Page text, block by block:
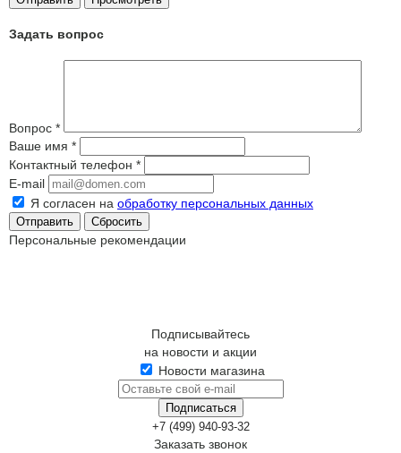
Задать вопрос
Вопрос *
Ваше имя *
Контактный телефон *
E-mail
Я согласен на обработку персональных данных
Сбросить
Персональные рекомендации
Подписывайтесь
на новости и акции
Новости магазина
+7 (499) 940-93-32
Заказать звонок